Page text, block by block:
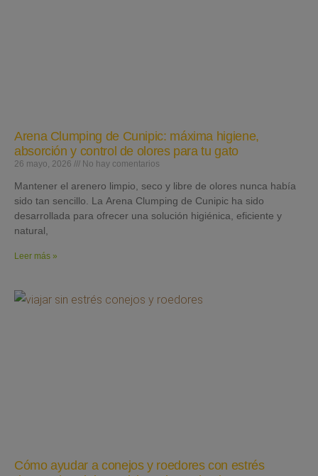
Arena Clumping de Cunipic: máxima higiene,
absorción y control de olores para tu gato
26 mayo, 2026 No hay comentarios
Mantener el arenero limpio, seco y libre de olores nunca había
sido tan sencillo. La Arena Clumping de Cunipic ha sido
desarrollada para ofrecer una solución higiénica, eficiente y
natural,
Leer más »
Cómo ayudar a conejos y roedores con estrés